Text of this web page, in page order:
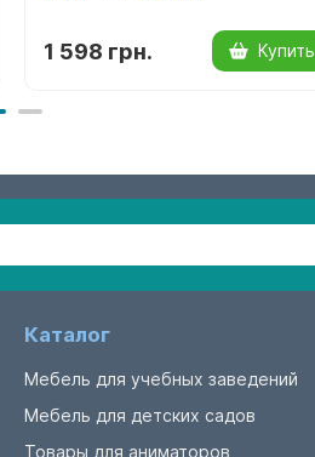
1 598 грн. Купить
Каталог
Мебель для учебных заведений
Мебель для детских садов
Товары для аниматоров